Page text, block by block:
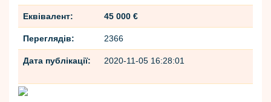
Еквівалент: 45 000 €
Переглядів: 2366
Дата публікації: 2020-11-05 16:28:01